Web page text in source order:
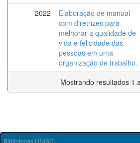
2022
Elaboração de manual
com diretrizes para
melhorar a qualidade de
vida e felicidade das
pessoas em uma
organização de trabalho.
Mostrando resultados 1
Bibliotecas UNISC